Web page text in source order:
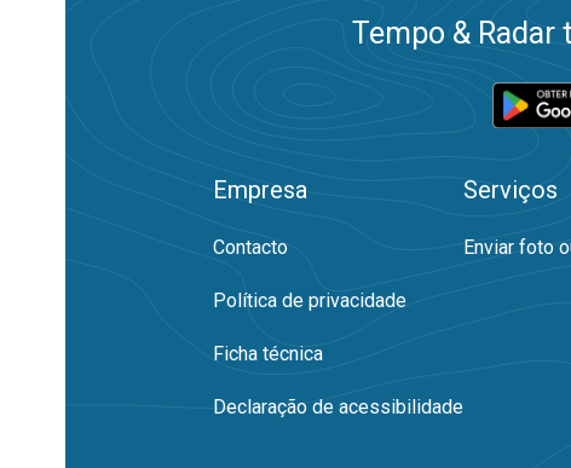
Tempo &
Empresa
Contacto
Política de privacidade
Ficha técnica
Declaração de acessibilidade
Serviços
Enviar foto